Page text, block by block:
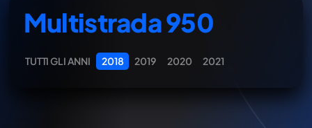
Multistrada 950
TUTTI GLI ANNI 2018 2019 2020 2021